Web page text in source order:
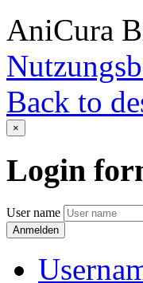
AniCura
Back to
×
Login
User name
Anmelden